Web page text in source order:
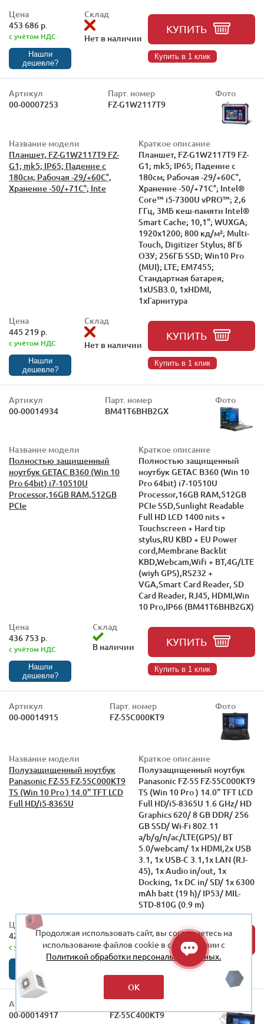
Цена
453 686 р.
с учётом НДС
Нашли
дешевле?
Склад
Нет в наличии
КУПИТЬ
Купить в 1 клик
Артикул
00-00007253
Парт. номер
FZ-G1W2117T9
Фото
Название модели
Планшет, FZ-G1W2117T9 FZ-
G1; mk5; IP65; Падение с
180см; Рабочая -29/+60С°,
Хранение -50/+71С°; Inte
Краткое описание
Планшет, FZ-G1W2117T9 FZ-
G1; mk5; IP65; Падение с
180см; Рабочая -29/+60С°,
Хранение -50/+71С°; Intel®
Core™ i5-7300U vPRO™; 2,6
ГГц, 3МБ кеш-памяти Intel®
Smart Cache; 10,1"; WUXGA;
1920x1200; 800 кд/м²; Multi-
Touch, Digitizer Stylus; 8ГБ
ОЗУ; 256ГБ SSD; Win10 Pro
(MUI); LTE; EM7455;
Стандартная батарея;
1xUSB3.0, 1xHDMI,
1xГарнитура
Цена
445 219 р.
с учётом НДС
Нашли
дешевле?
Склад
Нет в наличии
КУПИТЬ
Купить в 1 клик
Артикул
00-00014934
Парт. номер
BM41T6BHB2GX
Фото
Название модели
Полностью защищенный
ноутбук GETAC B360 (Win 10
Pro 64bit) i7-10510U
Processor,16GB RAM,512GB
PCIe
Краткое описание
Полностью защищенный
ноутбук GETAC B360 (Win 10
Pro 64bit) i7-10510U
Processor,16GB RAM,512GB
PCIe SSD,Sunlight Readable
Full HD LCD 1400 nits +
Touchscreen + Hard tip
stylus,RU KBD + EU Power
cord,Membrane Backlit
KBD,Webcam,Wifi + BT,4G/LTE
(wiyh GPS),RS232 +
VGA,Smart Card Reader, SD
Card Reader, RJ45, HDMI,Win
10 Pro,IP66 (BM41T6BHB2GX)
Цена
436 753 р.
с учётом НДС
Нашли
дешевле?
Склад
В наличии
КУПИТЬ
Купить в 1 клик
Артикул
00-00014915
Парт. номер
FZ-55C000KT9
Фото
Название модели
Полузащищенный ноутбук
Panasonic FZ-55 FZ-55C000KT9
TS (Win 10 Pro ) 14.0" TFT LCD
Full HD/i5-8365U
Краткое описание
Полузащищенный ноутбук
Panasonic FZ-55 FZ-55C000KT9
TS (Win 10 Pro ) 14.0" TFT LCD
Full HD/i5-8365U 1.6 GHz/ HD
Graphics 620/ 8 GB DDR/ 256
GB SSD/ Wi-Fi 802.11
a/b/g/n/ac/LTE(GPS)/ BT
5.0/webcam/ 1x HDMI,2x USB
3.1, 1x USB-C 3.1,1x LAN (RJ-
45), 1x Audio in/out, 1x
Docking, 1x DC in/ SD/ 1x 6300
mAh batt (19 h)/ IP53/ MIL-
STD-810G (0.9 m)
Цена
424 053 р.
с учётом НДС
дешевле?
Нет в наличии
КУПИТЬ
Купить в 1 клик
Артикул
00-00014917
FZ-55C400KT9
Продолжая использовать сайт, вы соглашаетесь на
использование файлов cookie в соответствии с
Политикой обработки персональных данных.
ОК